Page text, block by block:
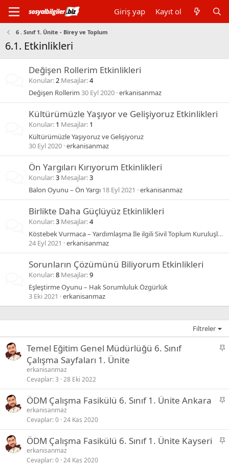
Giriş yap Kayıt ol
6 . Sınıf 1. Ünite - Birey ve Toplum
6.1. Etkinlikleri
Değişen Rollerim Etkinlikleri
Konular 2 Mesajlar 4
Değişen Rollerim 30 Eyl 2020 erkanisanmaz
Kültürümüzle Yaşıyor ve Gelişiyoruz Etkinlikleri
Konular 1 Mesajlar 1
Kültürümüzle Yaşıyoruz ve Gelişiyoruz
30 Eyl 2020 erkanisanmaz
Ön Yargıları Kırıyorum Etkinlikleri
Konular 3 Mesajlar 3
Balon Oyunu – Ön Yargı 18 Eyl 2021 erkanisanmaz
Birlikte Daha Güçlüyüz Etkinlikleri
Konular 3 Mesajlar 4
Köstebek Vurmaca – Yardımlaşma İle ilgili Sivil Toplum Kuruluşları
24 Eyl 2021
erkanisanmaz
Sorunların Çözümünü Biliyorum Etkinlikleri
Konular 8 Mesajlar 9
Eşleştirme Oyunu – Hak Sorumluluk Özgürlük
3 Eki 2021
erkanisanmaz
Filtreler
S
t
Temel Eğitim Genel Müdürlüğü 6. Sınıf
Çalışma Sayfaları 1. Ünite
erkanisanmaz
Cevaplar 3 28 Eki 2022
S
i
t
ÖDM Çalışma Fasikülü 6. Sınıf 1. Ünite Ankara
erkanisanmaz
Cevaplar 0 24 Kas 2020
S
ÖDM Çalışma Fasikülü 6. Sınıf 1. Ünite Kayseri
erkanisanmaz
Cevaplar 0 24 Kas 2020